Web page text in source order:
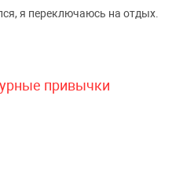
я переключаюсь на отдых.
привычки